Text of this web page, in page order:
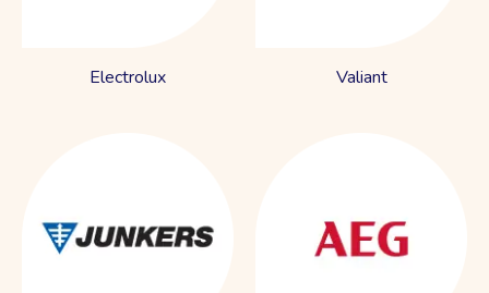
Electrolux Valiant